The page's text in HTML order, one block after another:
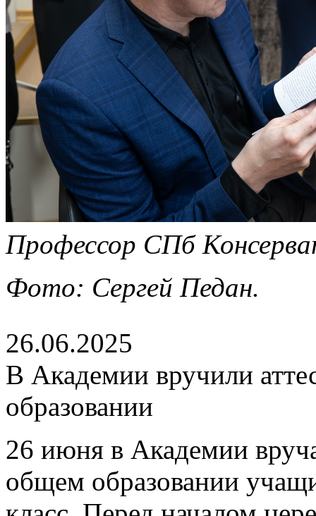
Профессор СПб
Фото: Сергей Педан.
26.06.2025
В Академии вручили
образовании
26 июня в Академии
общем образовании